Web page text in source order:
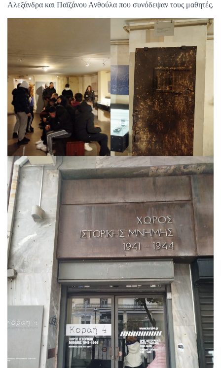
Αλεξάνδρα και Παϊζάνου Ανθούλα που συνόδεψαν τους μαθητές.